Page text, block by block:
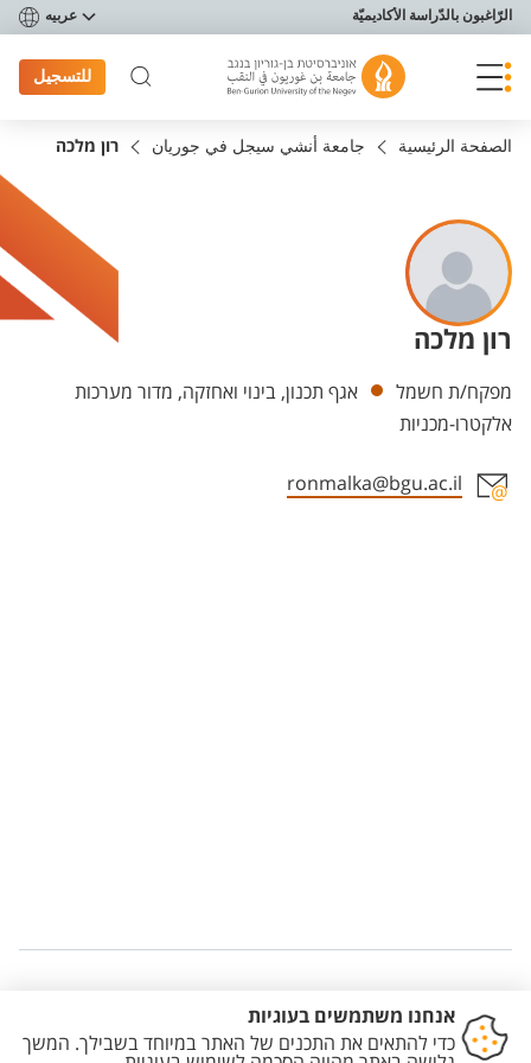
תפריט נגישות
الرّاغبون بالدّراسة الأكاديميّة عربيه
للتسجيل
الصفحة الرئيسية جامعة أنشي سيجل في جوريان רון מלכה
רון מלכה
Departments
מפקח/ת חשמל
אגף תכנון, בינוי ואחזקה, מדור מערכות
אלקטרו-מכניות
ronmalka@bgu.ac.il